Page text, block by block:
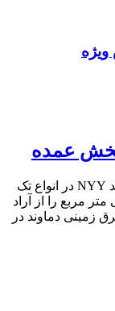
پخش عمده
قیمت فروش کارخانه انواع کابل مفتولی دماوند NYY در انواع تک
در سایز های ۱٫۵ تا ۴۰۰ میلی متر مربع را از آراد
زمینی دماوند در